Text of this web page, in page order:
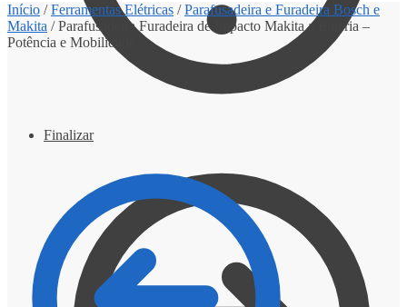
Finalizar
Início /Ferramentas Elétricas /Parafusadeira e Furadeira Bosch e
Makita /Parafusadeira Furadeira de Impacto Makita a Bateria –
Potência e Mobilidade